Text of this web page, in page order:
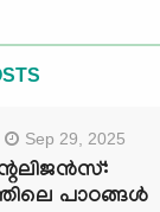
Sep 29, 2025
പാഠങ്ങൾ